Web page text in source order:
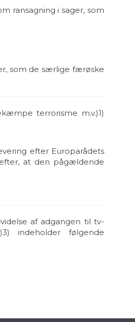
ransagning i sager, som
som de særlige færøske
terrorisme m.v.)1)
efter Europarådets
at den pågældende
af adgangen til tv-
3) indeholder følgende